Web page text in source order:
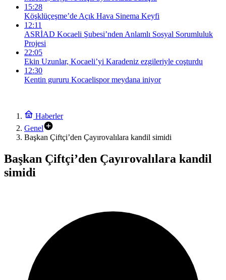
15:28
Köşklüçeşme’de Açık Hava Sinema Keyfi
12:11
ASRİAD Kocaeli Şubesi’nden Anlamlı Sosyal Sorumluluk
Projesi
22:05
Ekin Uzunlar, Kocaeli’yi Karadeniz ezgileriyle coşturdu
12:30
Kentin gururu Kocaelispor meydana iniyor
Haberler
Genel
Başkan Çiftçi’den Çayırovalılara kandil simidi
Başkan Çiftçi’den Çayırovalılara kandil
simidi